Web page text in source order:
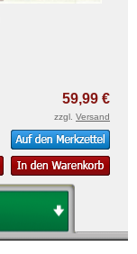
59,99 €
zzgl. Versand